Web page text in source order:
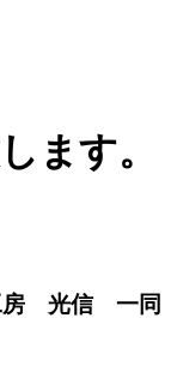
ます。
房 光信 一同